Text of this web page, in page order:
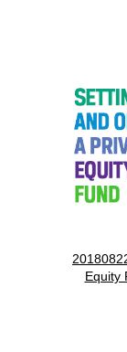
Equity